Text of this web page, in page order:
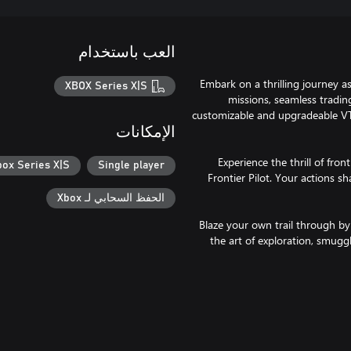
Embark on a thrilling journey
missions, seamless
customizable and upgradeable
Experience the thrill of
Frontier Pilot. Your actions
Blaze your own trail through
the art of exploration,
العب باستخدام
XBOX Series X|S
الإمكانات
Single player
Series X|S
الحفظ السحابي لـ Xbox